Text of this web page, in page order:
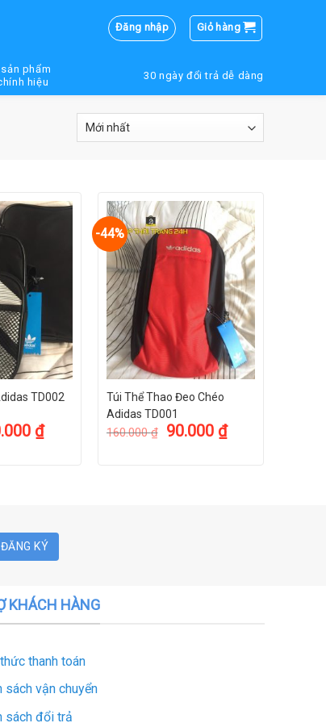
Đăng nhập Giỏ hàng
phẩm
hiệu
30 ngày đổi trả dễ dàng
TD002
₫
-44%
Túi Thể Thao Đeo Chéo
Adidas TD001
160.000₫ 90.000 ₫
KHÁCH HÀNG
thanh toán
sách vận chuyển
sách đổi trả